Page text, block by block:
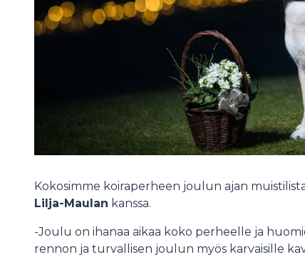
Kokosimme koiraperheen joulun ajan
Lilja-Maulan kanssa.
-Joulu on ihanaa aikaa koko perheelle ja
rennon ja turvallisen joulun myös karvaisille